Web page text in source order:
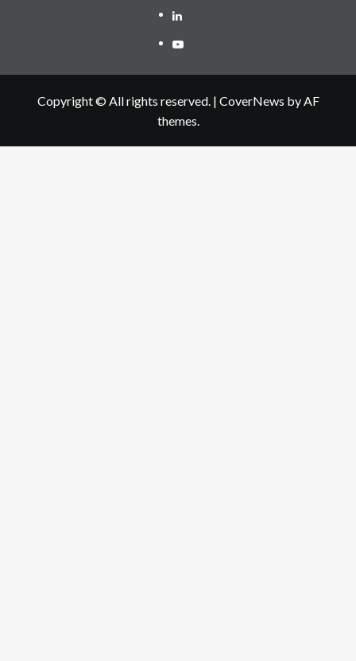
Linkedin
Youtube
Copyright © All rights reserved. | CoverNews by AF
themes.